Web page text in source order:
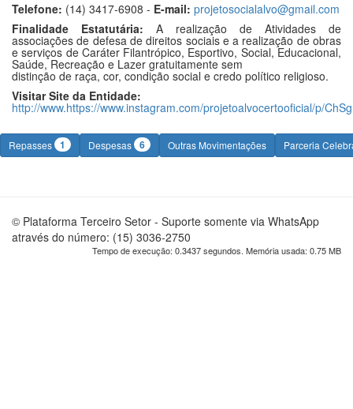
Telefone: (14) 3417-6908 - E-mail: projetosocialalvo@gmail.com
Finalidade Estatutária: A realização de Atividades de
associações de defesa de direitos sociais e a realização de obras
e serviços de Caráter Filantrópico, Esportivo, Social, Educacional,
Saúde, Recreação e Lazer gratuitamente sem
distinção de raça, cor, condição social e credo político religioso.
Visitar Site da Entidade:
http://www.https://www.instagram.com/projetoalvocertooficial/p/
Repasses 1 Despesas 6 Outras Movimentações Parceria
© Plataforma Terceiro Setor - Suporte somente via WhatsApp
através do número: (15) 3036-2750
Tempo de execução: 0.3437 segundos. Memória usada: 0.75 MB